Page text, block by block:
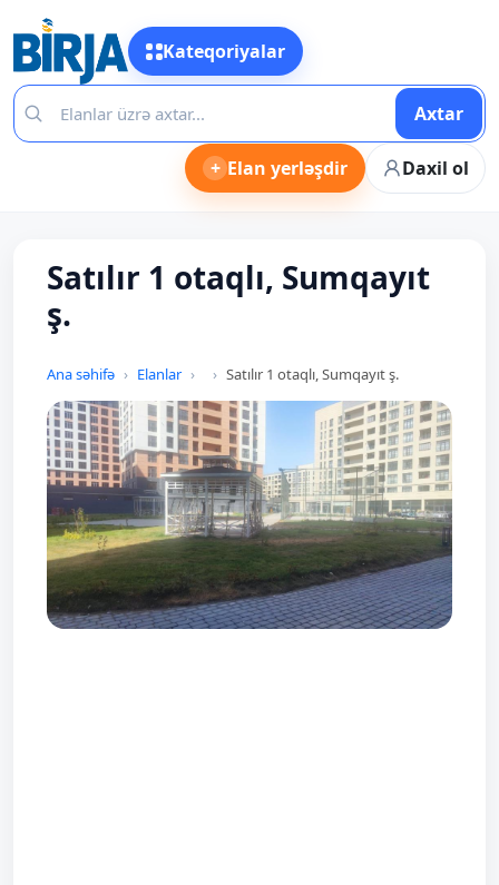
Kateqoriyalar
Axtar
+ Elan yerləşdir Daxil ol
Satılır 1 otaqlı, Sumqayıt
ş.
Ana səhifə Elanlar Satılır 1 otaqlı, Sumqayıt ş.